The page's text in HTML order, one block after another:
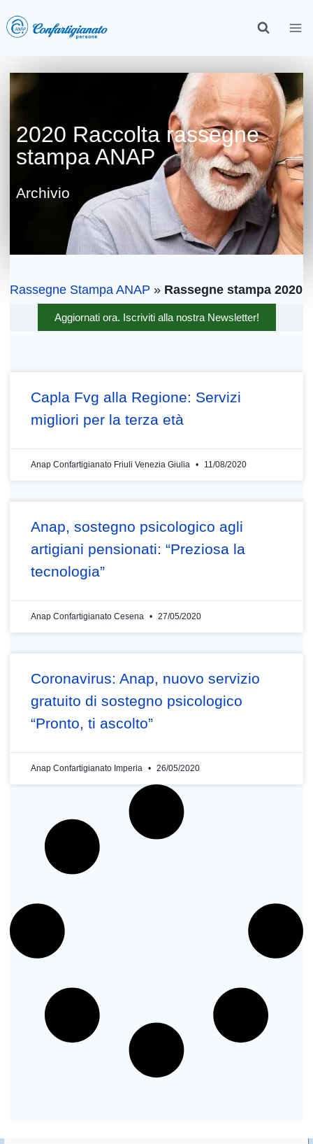
2020 Raccolta rassegne
stampa ANAP
Archivio
Rassegne Stampa ANAP » Rassegne stampa 2020
Aggiornati ora. Iscriviti alla nostra Newsletter!
Capla Fvg alla Regione: Servizi
migliori per la terza età
Anap Confartigianato Friuli Venezia Giulia 11/08/2020
Anap, sostegno psicologico agli
artigiani pensionati: “Preziosa la
tecnologia”
Anap Confartigianato Cesena 27/05/2020
Coronavirus: Anap, nuovo servizio
gratuito di sostegno psicologico
“Pronto, ti ascolto”
Anap Confartigianato Imperia 26/05/2020